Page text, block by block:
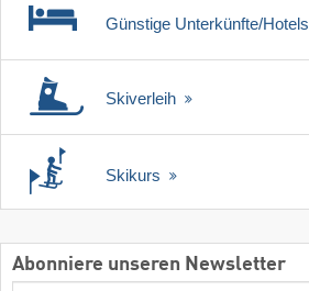
Günstige Unterkünfte/Hotels
Skiverleih
Skikurs
Abonniere unseren Newsletter